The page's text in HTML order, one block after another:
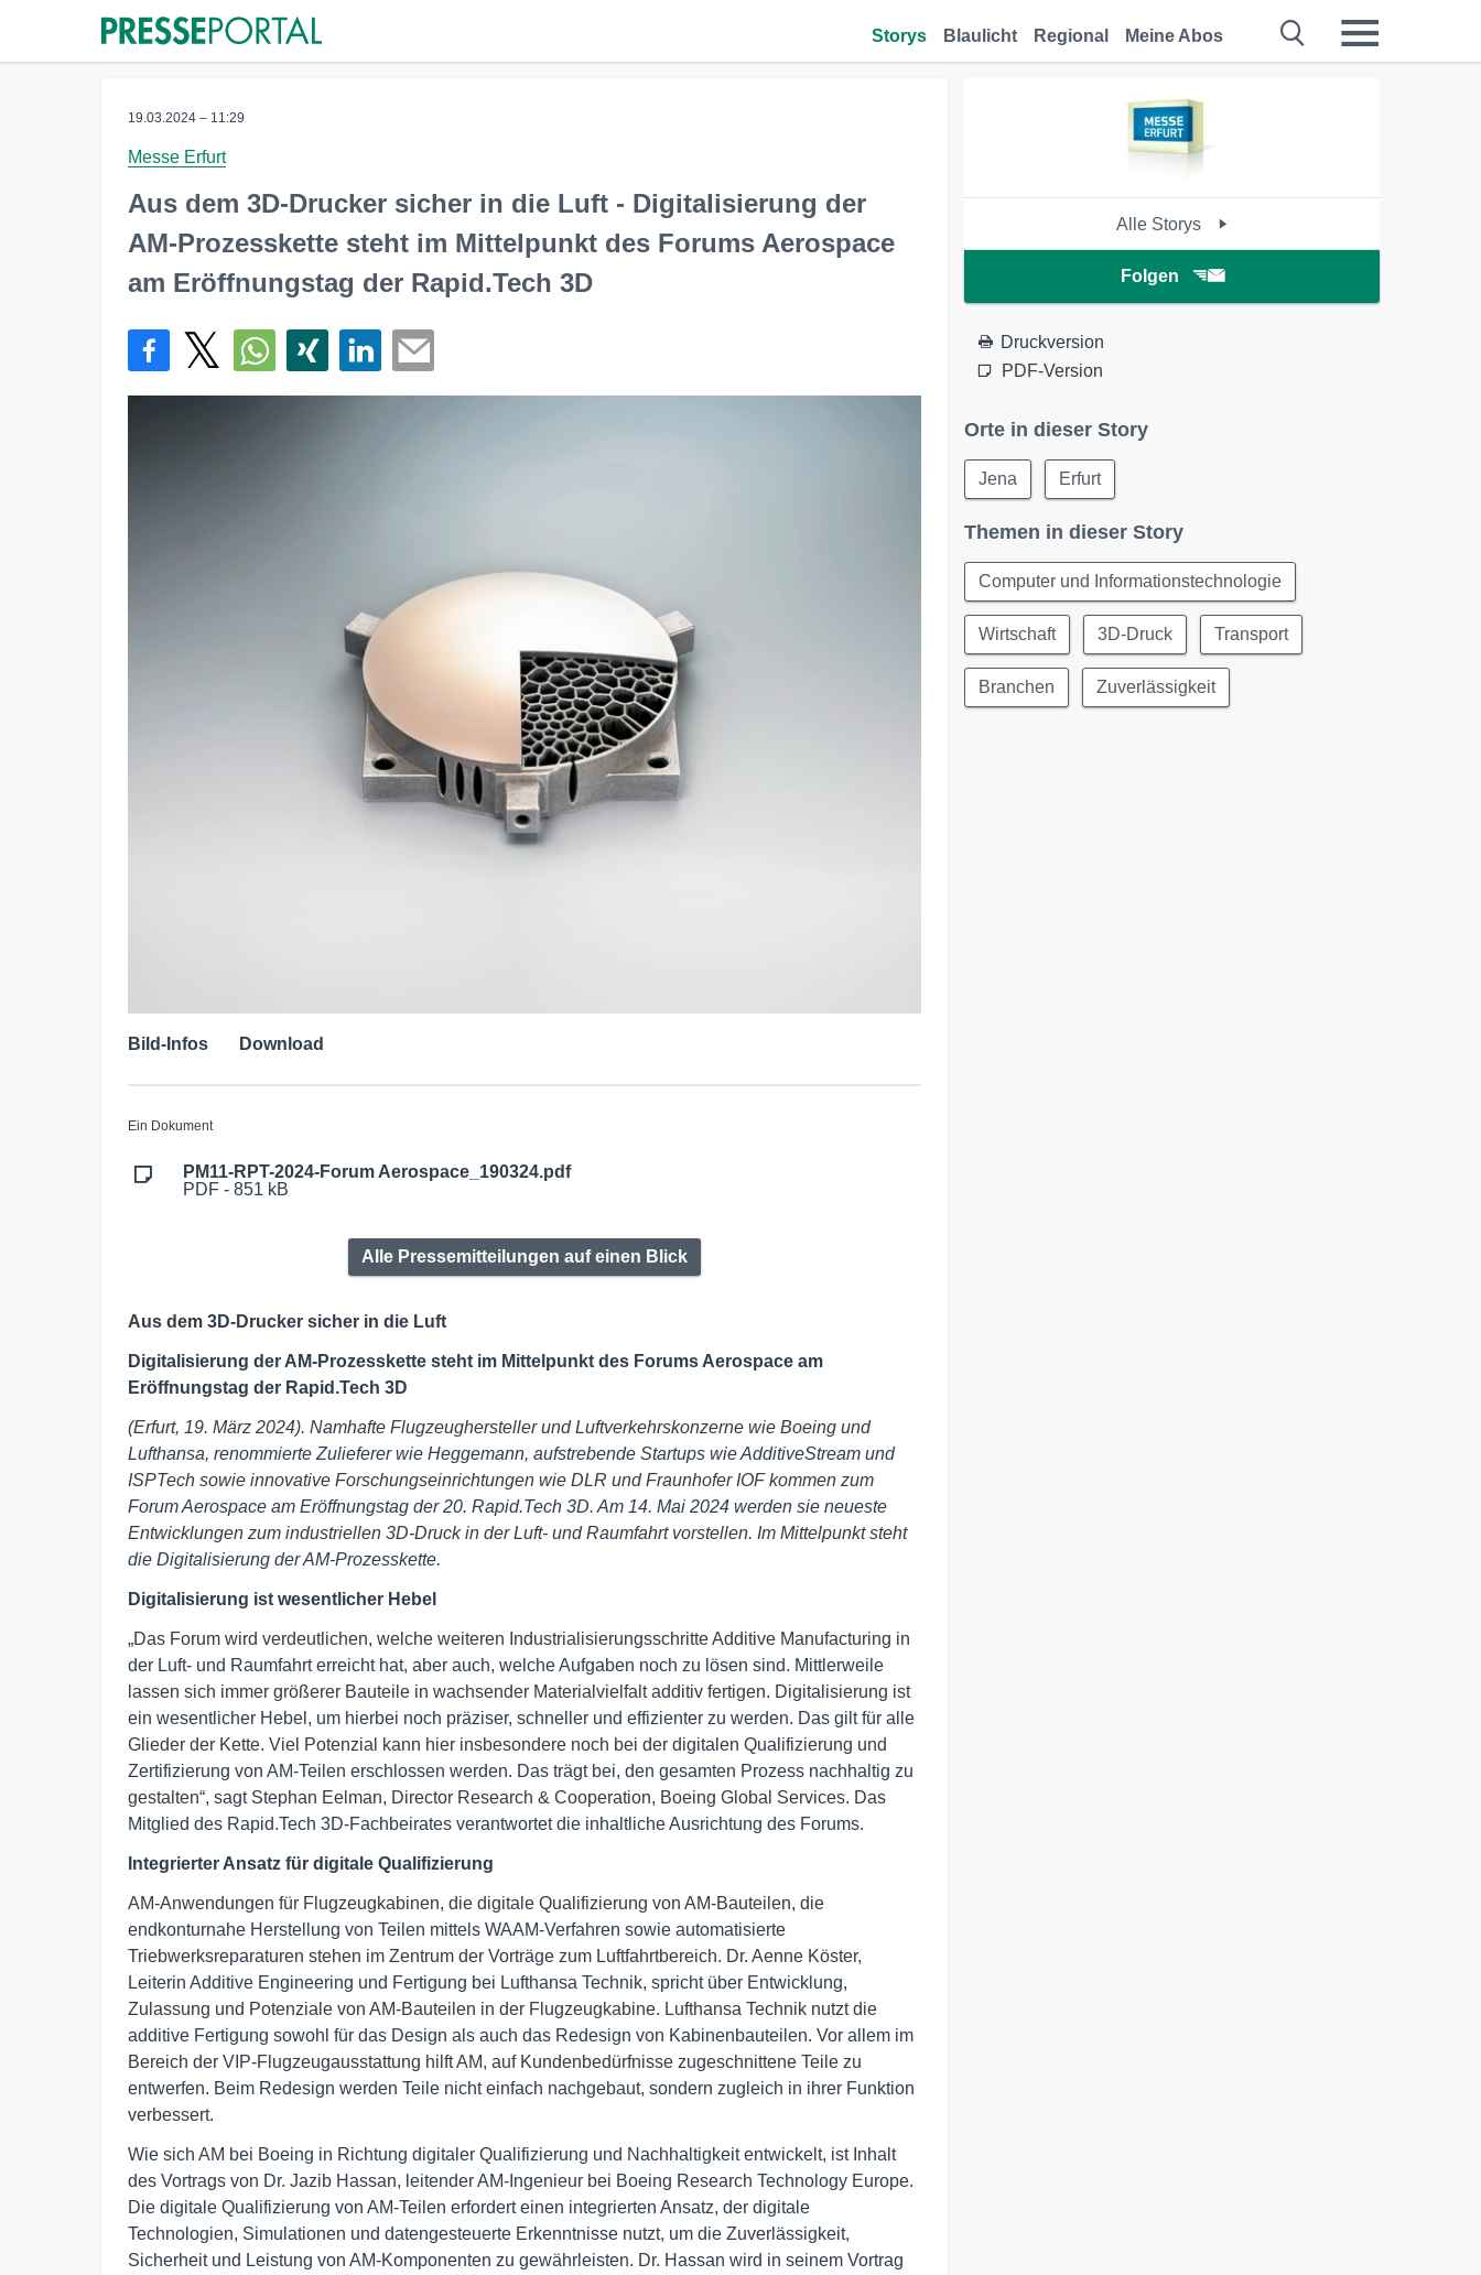
Storys Blaulicht Regional Meine Abos
19.03.2024 – 11:29
Messe Erfurt
Aus dem 3D-Drucker sicher in die Luft - Digitalisierung der
AM-Prozesskette steht im Mittelpunkt des Forums Aerospace
am Eröffnungstag der Rapid.Tech 3D
Bild-Infos Download
Ein Dokument
PM11-RPT-2024-Forum Aerospace_190324.pdf
PDF - 851 kB
Alle Pressemitteilungen auf einen Blick
Aus dem 3D-Drucker sicher in die Luft
Digitalisierung der AM-Prozesskette steht im Mittelpunkt des Forums Aerospace am
Eröffnungstag der Rapid.Tech 3D
(Erfurt, 19. März 2024). Namhafte Flugzeughersteller und Luftverkehrskonzerne wie Boeing und
Lufthansa, renommierte Zulieferer wie Heggemann, aufstrebende Startups wie AdditiveStream und
ISPTech sowie innovative Forschungseinrichtungen wie DLR und Fraunhofer IOF kommen zum
Forum Aerospace am Eröffnungstag der 20. Rapid.Tech 3D. Am 14. Mai 2024 werden sie neueste
Entwicklungen zum industriellen 3D-Druck in der Luft- und Raumfahrt vorstellen. Im Mittelpunkt steht
die Digitalisierung der AM-Prozesskette.
Digitalisierung ist wesentlicher Hebel
„Das Forum wird verdeutlichen, welche weiteren Industrialisierungsschritte Additive Manufacturing in
der Luft- und Raumfahrt erreicht hat, aber auch, welche Aufgaben noch zu lösen sind. Mittlerweile
lassen sich immer größerer Bauteile in wachsender Materialvielfalt additiv fertigen. Digitalisierung ist
ein wesentlicher Hebel, um hierbei noch präziser, schneller und effizienter zu werden. Das gilt für alle
Glieder der Kette. Viel Potenzial kann hier insbesondere noch bei der digitalen Qualifizierung und
Zertifizierung von AM-Teilen erschlossen werden. Das trägt bei, den gesamten Prozess nachhaltig zu
gestalten“, sagt Stephan Eelman, Director Research & Cooperation, Boeing Global Services. Das
Mitglied des Rapid.Tech 3D-Fachbeirates verantwortet die inhaltliche Ausrichtung des Forums.
Integrierter Ansatz für digitale Qualifizierung
AM-Anwendungen für Flugzeugkabinen, die digitale Qualifizierung von AM-Bauteilen, die
endkonturnahe Herstellung von Teilen mittels WAAM-Verfahren sowie automatisierte
Triebwerksreparaturen stehen im Zentrum der Vorträge zum Luftfahrtbereich. Dr. Aenne Köster,
Leiterin Additive Engineering und Fertigung bei Lufthansa Technik, spricht über Entwicklung,
Zulassung und Potenziale von AM-Bauteilen in der Flugzeugkabine. Lufthansa Technik nutzt die
additive Fertigung sowohl für das Design als auch das Redesign von Kabinenbauteilen. Vor allem im
Bereich der VIP-Flugzeugausstattung hilft AM, auf Kundenbedürfnisse zugeschnittene Teile zu
entwerfen. Beim Redesign werden Teile nicht einfach nachgebaut, sondern zugleich in ihrer Funktion
verbessert.
Wie sich AM bei Boeing in Richtung digitaler Qualifizierung und Nachhaltigkeit entwickelt, ist Inhalt
des Vortrags von Dr. Jazib Hassan, leitender AM-Ingenieur bei Boeing Research Technology Europe.
Die digitale Qualifizierung von AM-Teilen erfordert einen integrierten Ansatz, der digitale
Technologien, Simulationen und datengesteuerte Erkenntnisse nutzt, um die Zuverlässigkeit,
Sicherheit und Leistung von AM-Komponenten zu gewährleisten. Dr. Hassan wird in seinem Vortrag
Alle Storys
Folgen
Druckversion
PDF-Version
Orte in dieser Story
Jena Erfurt
Themen in dieser Story
Computer und Informationstechnologie
Wirtschaft 3D-Druck Transport
Branchen Zuverlässigkeit